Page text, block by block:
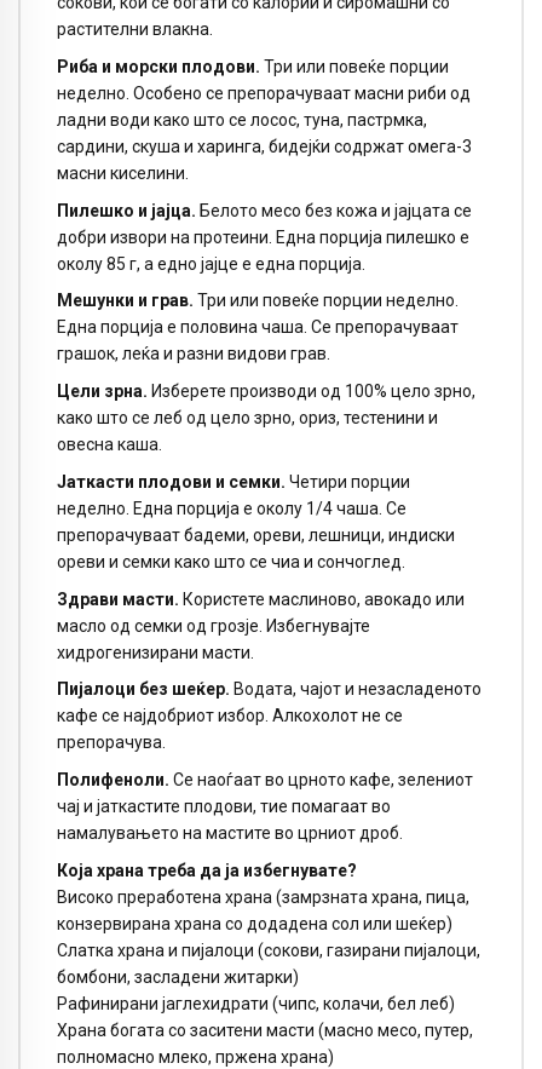
растителни влакна.
Риба и морски плодови. Три или повеќе порции
неделно. Особено се препорачуваат масни риби од
ладни води како што се лосос, туна, пастрмка,
сардини, скуша и харинга, бидејќи содржат омега-3
масни киселини.
Пилешко и јајца. Белото месо без кожа и јајцата се
добри извори на протеини. Една порција пилешко е
околу 85 г, а едно јајце е една порција.
Мешунки и грав. Три или повеќе порции неделно.
Една порција е половина чаша. Се препорачуваат
грашок, леќа и разни видови грав.
Цели зрна. Изберете производи од 100% цело зрно,
како што се леб од цело зрно, ориз, тестенини и
овесна каша.
Јаткасти плодови и семки. Четири порции
неделно. Една порција е околу 1/4 чаша. Се
препорачуваат бадеми, ореви, лешници, индиски
ореви и семки како што се чиа и сончоглед.
Здрави масти. Користете маслиново, авокадо или
масло од семки од грозје. Избегнувајте
хидрогенизирани масти.
Пијалоци без шеќер. Водата, чајот и незасладеното
кафе се најдобриот избор. Алкохолот не се
препорачува.
Полифеноли. Се наоѓаат во црното кафе, зелениот
чај и јаткастите плодови, тие помагаат во
намалувањето на мастите во црниот дроб.
Која храна треба да ја избегнувате?
Високо преработена храна (замрзната храна, пица,
конзервирана храна со додадена сол или шеќер)
Слатка храна и пијалоци (сокови, газирани пијалоци,
бомбони, засладени житарки)
Рафинирани јаглехидрати (чипс, колачи, бел леб)
Храна богата со заситени масти (масно месо, путер,
полномасно млеко, пржена храна)